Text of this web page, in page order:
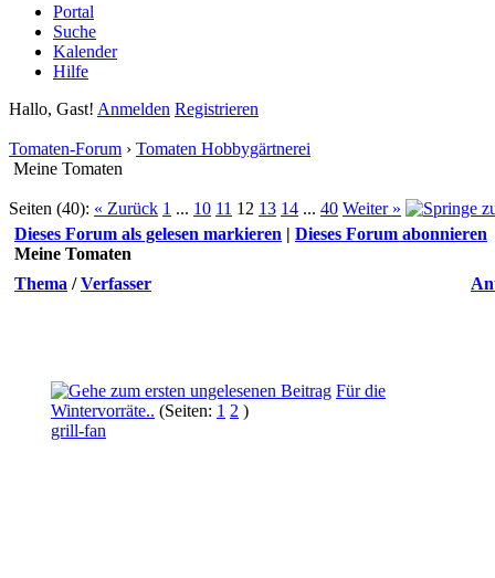
Portal
Suche
Kalender
Hilfe
Hallo, Gast! Anmelden Registrieren
Tomaten-Forum › Tomaten Hobbygärtnerei
Meine Tomaten
Seiten (40): « Zurück 1 ... 10 11 12 13 14 ... 40 Weiter »
Dieses Forum als gelesen markieren | Dieses Forum abonnieren
Meine Tomaten
Thema /Verfasser
Für die
Wintervorräte.. (Seiten: 1 2 )
grill-fan